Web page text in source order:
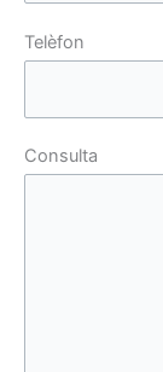
Telèfon
Consulta